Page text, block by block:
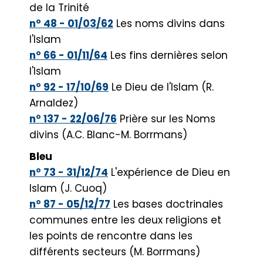
de la Trinité
n° 48 - 01/03/62 Les noms divins dans
l'Islam
n° 66 - 01/11/64 Les fins dernières selon
l'Islam
n° 92 - 17/10/69 Le Dieu de l'Islam (R.
Arnaldez)
n° 137 - 22/06/76 Prière sur les Noms
divins (A.C. Blanc-M. Borrmans)
Bleu
n° 73 - 31/12/74 L'expérience de Dieu en
Islam (J. Cuoq)
n° 87 - 05/12/77 Les bases doctrinales
communes entre les deux religions et
les points de rencontre dans les
différents secteurs (M. Borrmans)